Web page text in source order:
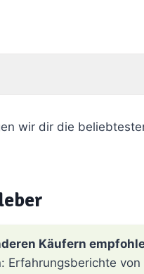
wir dir die
Käufern
Erfahrungsberichte